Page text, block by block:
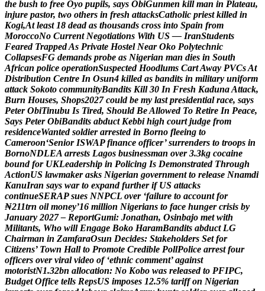
the bush to free Oyo pupils, says ObiGunmen kill man in Plateau,
injure pastor, two others in fresh attacksCatholic priest killed in
Kogi,At least 18 dead as thousands cross into Spain from
MoroccoNo Current Negotiations With US — IranStudents
Feared TrappedAs Private Hostel Near Oko Polytechnic
CollapsesFG demands probe as Nigerian man dies in South
African police operationSuspected Hoodlums CartAway PVCsAt
Distribution Centre In Osun4 killed as bandits in military uniform
attack Sokoto communityBandits Kill 30 In Fresh KadunaAttack,
Burn Houses, Shops2027 could be my last presidential race, says
Peter ObiTinubu Is Tired, Should BeAllowed To Retire In Peace,
Says Peter ObiBandits abduct Kebbi high court judge from
residenceWanted soldier arrested in Borno fleeing to
Cameroon‘Senior ISWAP finance officer’ surrenders to troops in
BornoNDLEA arrests Lagos businessman over 3.3kg cocaine
bound for UKLeadership in Policing Is Demonstrated Through
ActionUS lawmaker asks Nigerian government to release Nnamdi
KanuIran says war to expand further if US attacks
continueSERAP sues NNPCL over ‘failure to account for
₦211trn oil money’16 million Nigerians to face hunger crisis by
January 2027 – ReportGumi: Jonathan, Osinbajo met with
Militants, Who will Engage Boko HaramBandits abduct LG
Chairman in ZamfaraOsun Decides: Stakeholders Set for
Citizens’ Town Hall to Promote Credible PollPolice arrest four
officers over viral video of ‘ethnic comment’ against
motoristN1.32bn allocation: No Kobo was released to PFIPC,
Budget Office tells RepsUS imposes 12.5% tariff on Nigerian